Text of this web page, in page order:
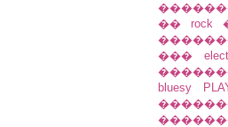
��
���
bluesy